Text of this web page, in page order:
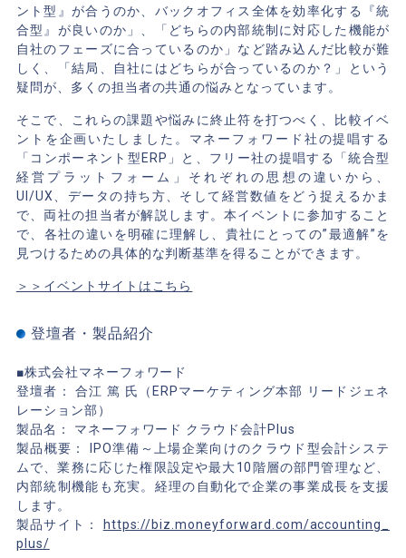
ント型』が合うのか、バックオフィス全体を効率化する『統
合型』が良いのか」、「どちらの内部統制に対応した機能が
自社のフェーズに合っているのか」など踏み込んだ比較が難
しく、「結局、自社にはどちらが合っているのか？」という
疑問が、多くの担当者の共通の悩みとなっています。
そこで、これらの課題や悩みに終止符を打つべく、比較イベ
ントを企画いたしました。マネーフォワード社の提唱する
「コンポーネント型ERP」と、フリー社の提唱する「統合型
経営プラットフォーム」それぞれの思想の違いから、
UI/UX、データの持ち方、そして経営数値をどう捉えるかま
で、両社の担当者が解説します。本イベントに参加すること
で、各社の違いを明確に理解し、貴社にとっての”最適解”を
見つけるための具体的な判断基準を得ることができます。
＞＞イベントサイトはこちら
登壇者・製品紹介
■株式会社マネーフォワード
登壇者： 合江 篤 氏（ERPマーケティング本部 リードジェネ
レーション部）
製品名： マネーフォワード クラウド会計Plus
製品概要： IPO準備～上場企業向けのクラウド型会計システ
ムで、業務に応じた権限設定や最大10階層の部門管理など、
内部統制機能も充実。経理の自動化で企業の事業成長を支援
します。
製品サイト：
https://biz.moneyforward.com/accounting_
plus/